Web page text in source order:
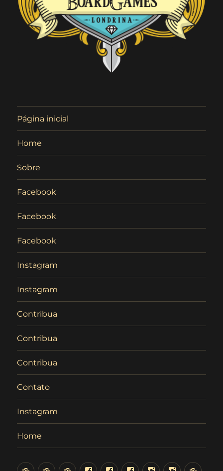
Página inicial
Home
Sobre
Facebook
Facebook
Facebook
Instagram
Instagram
Contribua
Contribua
Contribua
Contato
Instagram
Home